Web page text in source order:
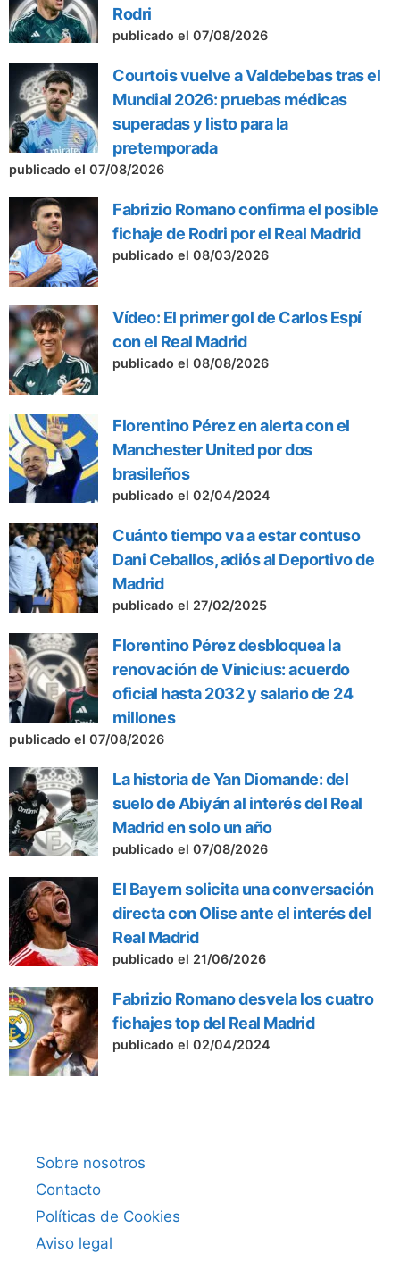
Rodri
publicado el 07/08/2026
Courtois vuelve a Valdebebas tras el
Mundial 2026: pruebas médicas
superadas y listo para la
pretemporada
publicado el 07/08/2026
Fabrizio Romano confirma el posible
fichaje de Rodri por el Real Madrid
publicado el 08/03/2026
Vídeo: El primer gol de Carlos Espí
con el Real Madrid
publicado el 08/08/2026
Florentino Pérez en alerta con el
Manchester United por dos
brasileños
publicado el 02/04/2024
Cuánto tiempo va a estar contuso
Dani Ceballos, adiós al Deportivo de
Madrid
publicado el 27/02/2025
Florentino Pérez desbloquea la
renovación de Vinicius: acuerdo
oficial hasta 2032 y salario de 24
millones
publicado el 07/08/2026
La historia de Yan Diomande: del
suelo de Abiyán al interés del Real
Madrid en solo un año
publicado el 07/08/2026
El Bayern solicita una conversación
directa con Olise ante el interés del
Real Madrid
publicado el 21/06/2026
Fabrizio Romano desvela los cuatro
fichajes top del Real Madrid
publicado el 02/04/2024
Sobre nosotros
Contacto
Políticas de Cookies
Aviso legal